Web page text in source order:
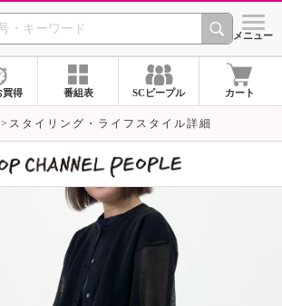
SHOP CHANNEL シメニュー
買得 番組表 SCピープル カート
スタイリング・ライフスタイル詳細